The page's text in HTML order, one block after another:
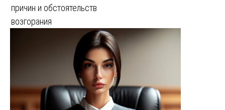
причин и обстоятельств
возгорания